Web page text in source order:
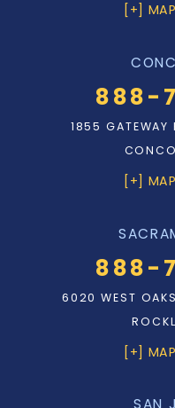
[+]
888-
1855 GATEWAY
[+]
888-
6020 WEST
[+]